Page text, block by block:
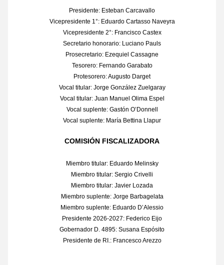
Presidente: Esteban Carcavallo
Vicepresidente 1°: Eduardo Cartasso Naveyra
Vicepresidente 2°: Francisco Castex
Secretario honorario: Luciano Pauls
Prosecretario: Ezequiel Cassagne
Tesorero: Fernando Garabato
Protesorero: Augusto Darget
Vocal titular: Jorge González Zuelgaray
Vocal titular: Juan Manuel Olima Espel
Vocal suplente: Gastón O’Donnell
Vocal suplente: María Bettina Llapur
COMISIÓN FISCALIZADORA
Miembro titular: Eduardo Melinsky
Miembro titular: Sergio Crivelli
Miembro titular: Javier Lozada
Miembro suplente: Jorge Barbagelata
Miembro suplente: Eduardo D’Alessio
Presidente 2026-2027: Federico Eijo
Gobernador D. 4895: Susana Espósito
Presidente de RI.: Francesco Arezzo